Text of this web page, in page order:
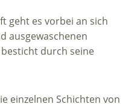
geht es vorbei an sich
ausgewaschenen
besticht durch seine
einzelnen Schichten von